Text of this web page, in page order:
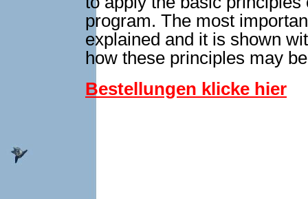
program. The most
explained and it is shown
how these principles may
Bestellungen klicke hier